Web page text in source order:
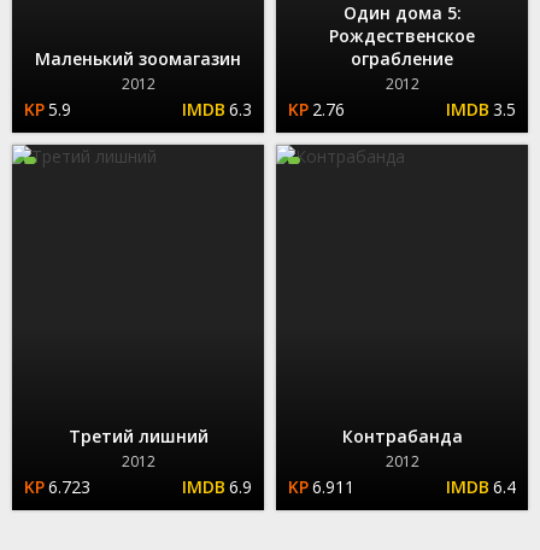
Маленький зоомагазин
2012
5.9 6.3
Один дома 5:
Рождественское
ограбление
2012
2.76 3.5
Третий лишний
2012
6.723 6.9
Контрабанда
2012
6.911 6.4